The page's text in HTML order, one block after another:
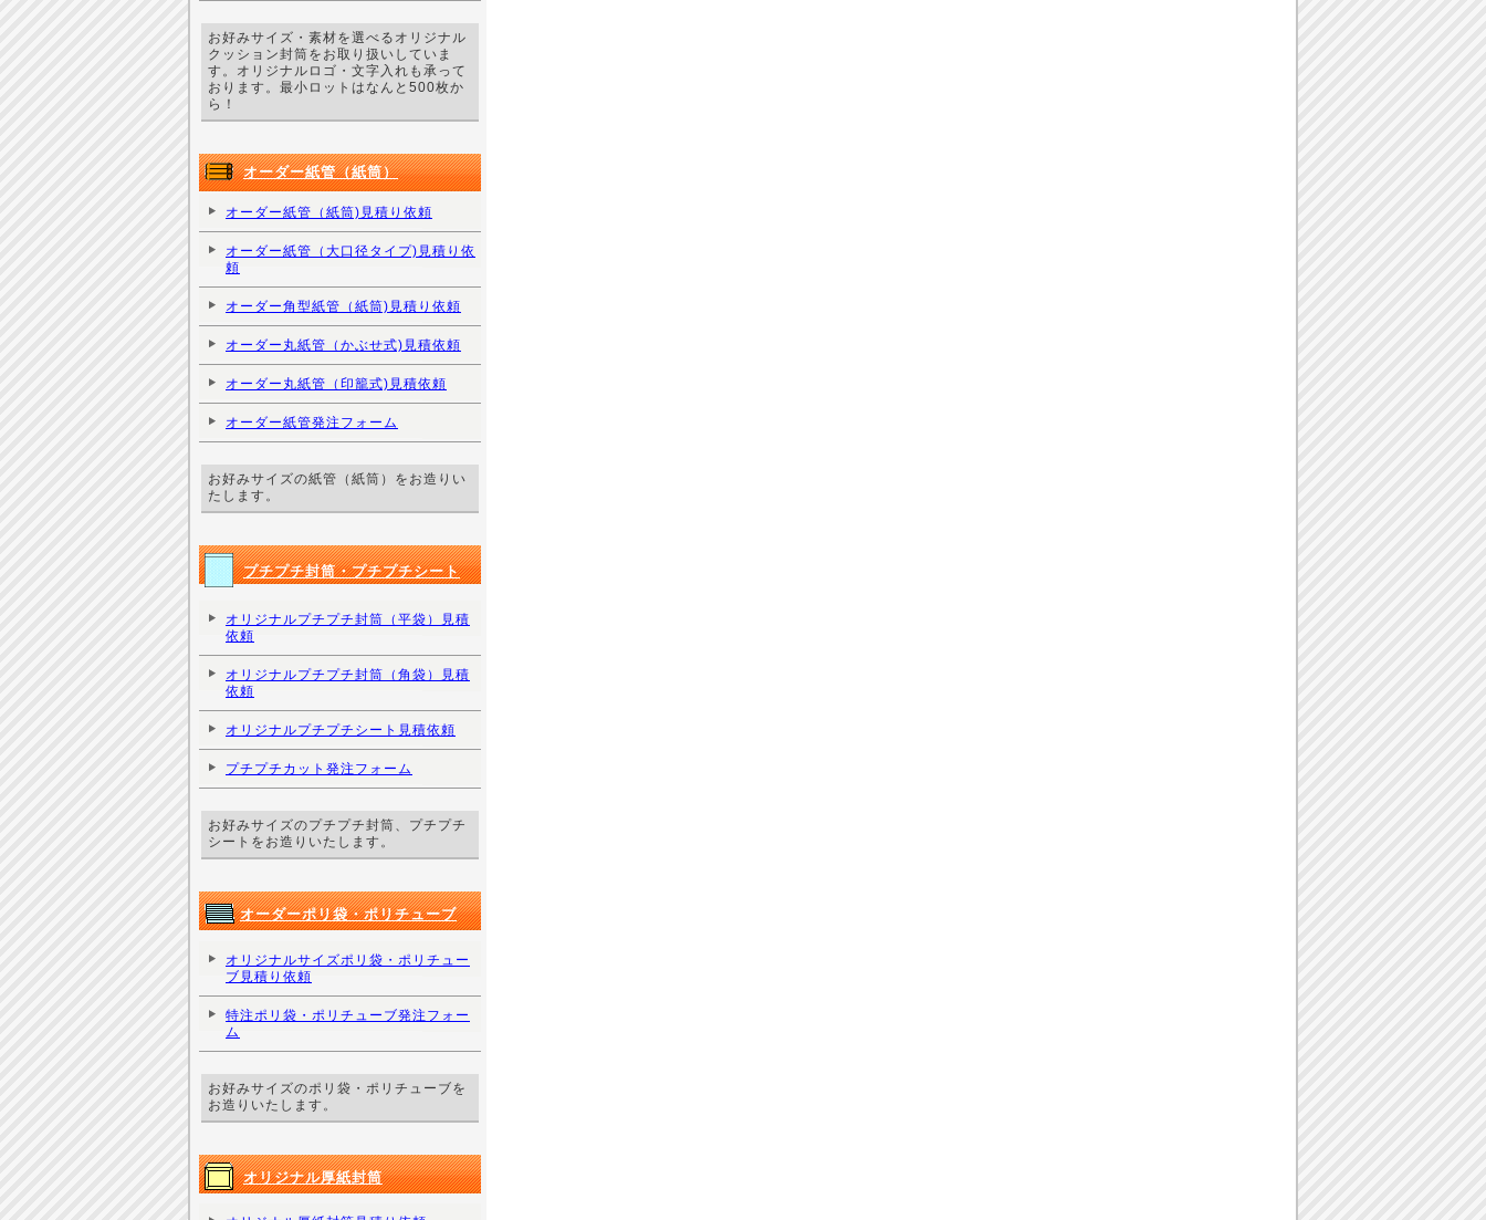
お好みサイズ・素材を選べるオリジナル
クッション封筒をお取り扱いしていま
す。オリジナルロゴ・文字入れも承って
おります。最小ロットはなんと500枚か
ら！
オーダー紙管（紙筒）
オーダー紙管（紙筒)見積り依頼
オーダー紙管（大口径タイプ)見積り依
頼
オーダー角型紙管（紙筒)見積り依頼
オーダー丸紙管（かぶせ式)見積依頼
オーダー丸紙管（印籠式)見積依頼
オーダー紙管発注フォーム
お好みサイズの紙管（紙筒）をお造りい
たします。
プチプチ封筒・プチプチシート
オリジナルプチプチ封筒（平袋）見積
依頼
オリジナルプチプチ封筒（角袋）見積
依頼
オリジナルプチプチシート見積依頼
プチプチカット発注フォーム
お好みサイズのプチプチ封筒、プチプチ
シートをお造りいたします。
オーダーポリ袋・ポリチューブ
オリジナルサイズポリ袋・ポリチュー
ブ見積り依頼
特注ポリ袋・ポリチューブ発注フォー
ム
お好みサイズのポリ袋・ポリチューブを
お造りいたします。
オリジナル厚紙封筒